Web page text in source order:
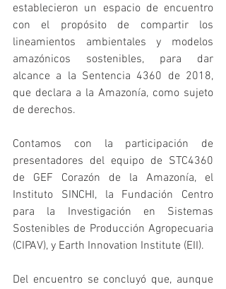
establecieron un espacio de encuentro
con el propósito de compartir los
lineamientos ambientales y modelos
amazónicos sostenibles, para dar
alcance a la Sentencia 4360 de 2018,
que declara a la Amazonía, como sujeto
de derechos.
Contamos con la participación de
presentadores del equipo de STC4360
de GEF Corazón de la Amazonía, el
Instituto SINCHI, la Fundación Centro
para la Investigación en Sistemas
Sostenibles de Producción Agropecuaria
(CIPAV), y Earth Innovation Institute (EII).
Del encuentro se concluyó que, aunque